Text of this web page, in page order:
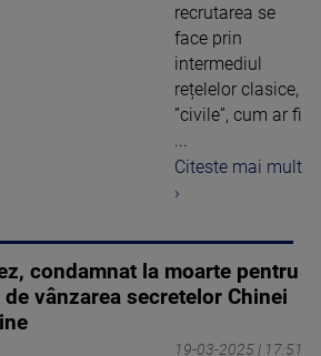
recrutarea se
face prin
intermediul
rețelelor clasice,
”civile”, cum ar fi
Citeste mai mult
›
condamnat la moarte pentru
vânzarea secretelor Chinei
19-03-2025 | 17:51